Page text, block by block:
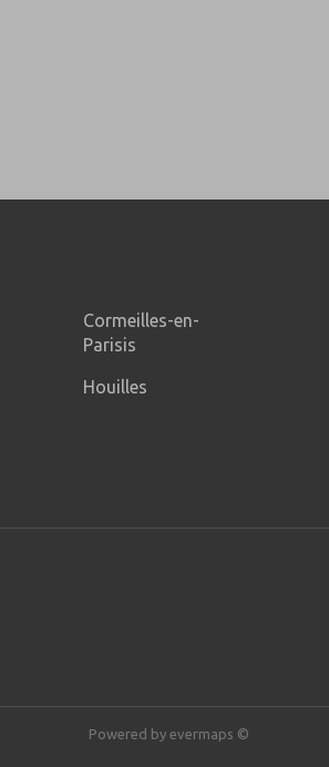
Cormeilles-en-
Parisis
Houilles
Powered by evermaps ©